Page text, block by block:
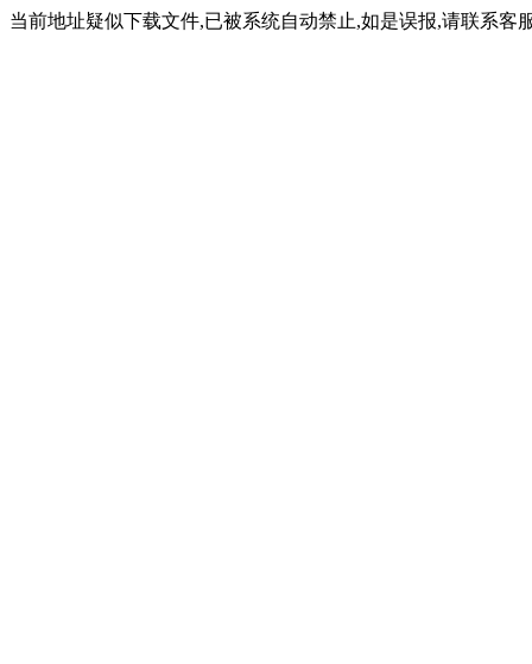
当前地址疑似下载文件,已被系统自动禁止,如是误报,请联系客